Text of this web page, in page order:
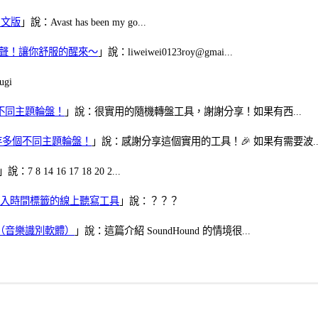
版 」說：Avast has been my go...
！讓你舒服的醒來～ 」說：liweiwei0123roy@gmai...
主題輪盤！ 」說：很實用的隨機轉盤工具，謝謝分享！如果有西...
個不同主題輪盤！ 」說：感謝分享這個實用的工具！🎉 如果有需要波
說：7 8 14 16 17 18 20 2...
時間標籤的線上聽寫工具 」說：？？？
樂識別軟體） 」說：這篇介紹 SoundHound 的情境很...